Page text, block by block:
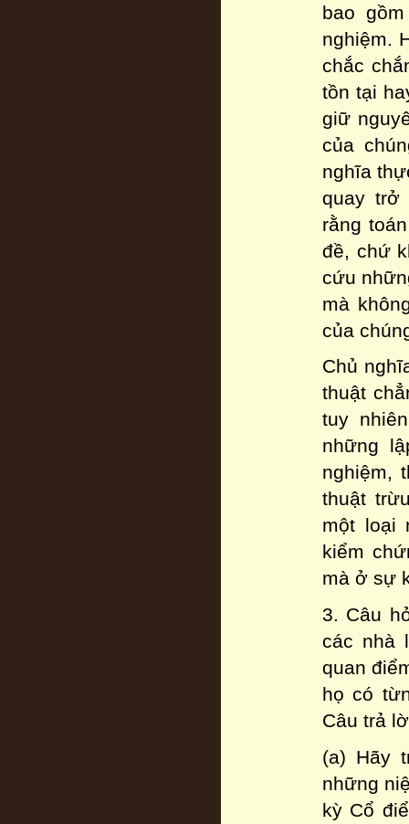
bao
nghiệm.
chắc
tồn tại
giữ
của
nghĩa
quay trở
rằng
đề, chứ
cứu
mà
của
Chủ
thuật
tuy
những
nghiệm,
thuật
một loại
kiểm
mà ở sự
3. Câu
các nhà
quan
họ có
Câu trả
(a) Hãy
những
kỳ Cổ